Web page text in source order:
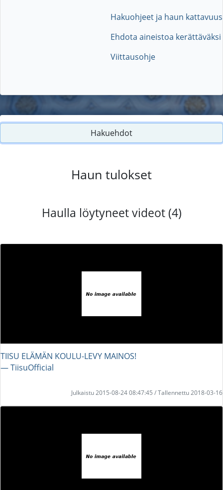
Hakuohjeet ja haun kattavuus
Ehdota aineistoa kerättäväksi
Viittausohje
Hakuehdot
Haun tulokset
Haulla löytyneet videot (4)
TIISU ELÄMÄN KOULU-LEVY MAINOS!
― TiisuOfficial
Julkaistu 2015-08-24 08:47:45 / Tallennettu 2018-03-16